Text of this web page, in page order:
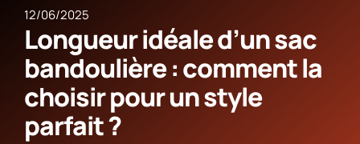
12/06/2025
Longueur idéale d’un sac
bandoulière : comment la
choisir pour un style
parfait ?